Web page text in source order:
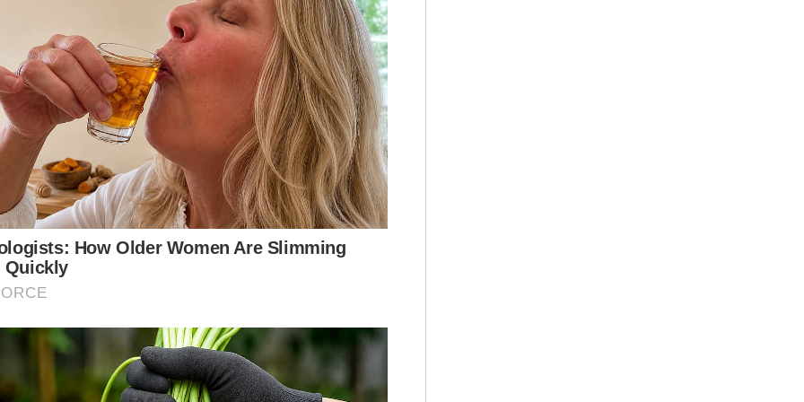
hasil seri tanpa gol dengan JDT memiliki nilai
besar
Pasukan Shanghai Port FC bergelut dengan
isu kecederaan dan masalah kesihatan
pemain
Aksi pemain dipuji kerana mempamerkan
semangat juang walaupun dalam keadaan
tidak ideal
Penjaga gol dianugerahkan pemain terbaik
perlawanan menambah kelegaan Muscat
Chen Wei mengakui aksi cemerlangnya
berkat latihan intensif harian
turun aplikasi Sinar Harian.Klik di sini!
Jawab soalan kaji selidik dan